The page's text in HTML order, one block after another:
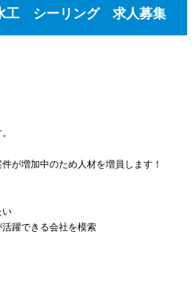
シーリング 求人募集
が増加中のため人材を増員します！
い
活躍できる会社を模索